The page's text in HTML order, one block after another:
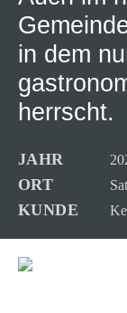
in dem
herrscht.
JAHR
ORT
KUNDE